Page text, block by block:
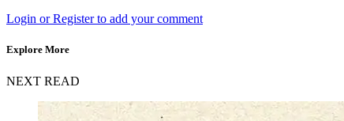
Login or Register to add your comment
Explore More
NEXT READ